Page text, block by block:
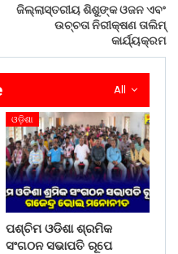
କାର୍ଯ୍ୟ ଚାଲିବ ଓ
ଅତି ନିମ୍ନମାନ ବୋଲି ବୁଦ୍ଧିଜୀବୀ
ବିଭାଗୀୟ ଉଚ୍ଚ ପଦାଧିକାରୀ
ସାଧାରଣରେ ଦାବି
ଜିଲ୍ଲାସ୍ତରୀୟ ଶିଶୁଙ୍କ ଓଜନ ଏବଂ
ଉଚ୍ଚତା ନିରୀକ୍ଷଣ ତାଲିମ୍
କାର୍ଯ୍ୟକ୍ରମ
All
ଓଡ଼ିଶା
ପଶ୍ଚିମ ଓଡିଶା ଶ୍ରମିକ
ସଂଗଠନ ସଭାପତି ରୂପେ